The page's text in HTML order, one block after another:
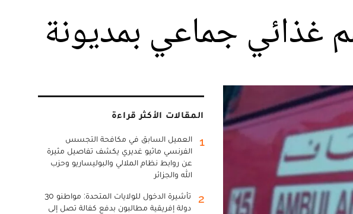
المقالات الأكثر قراءة
1
العميل السابق في مكافحة التجسس
الفرنسي ماثيو غديري يكشف تفاصيل مثيرة
عن روابط نظام الملالي والبوليساريو وحزب
الله والجزائر
2
تأشيرة الدخول للولايات المتحدة: مواطنو 30
دولة إفريقية مطالبون بدفع كفالة تصل إلى